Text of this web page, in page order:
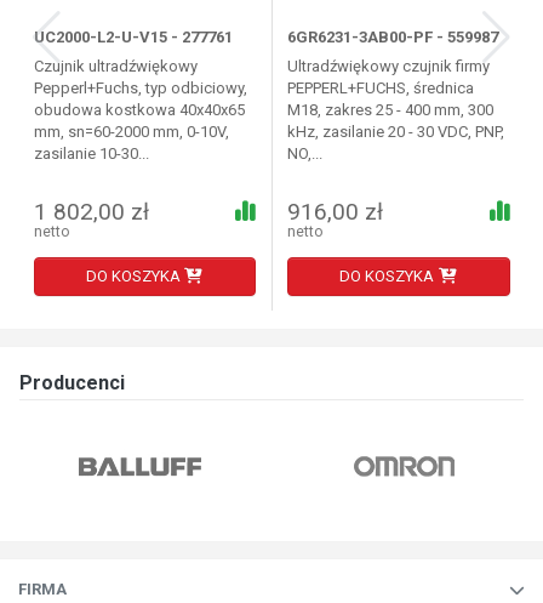
UC2000-L2-U-V15 - 277761
Czujnik ultradźwiękowy
Pepperl+Fuchs, typ odbiciowy,
obudowa kostkowa 40x40x65
mm, sn=60-2000 mm, 0-10V,
zasilanie 10-30...
1 802,00 zł
netto
DO KOSZYKA
6GR6231-3AB00-PF - 559987
Ultradźwiękowy czujnik firmy
PEPPERL+FUCHS, średnica
M18, zakres 25 - 400 mm, 300
kHz, zasilanie 20 - 30 VDC, PNP,
NO,...
916,00 zł
netto
DO KOSZYKA
Producenci
FIRMA